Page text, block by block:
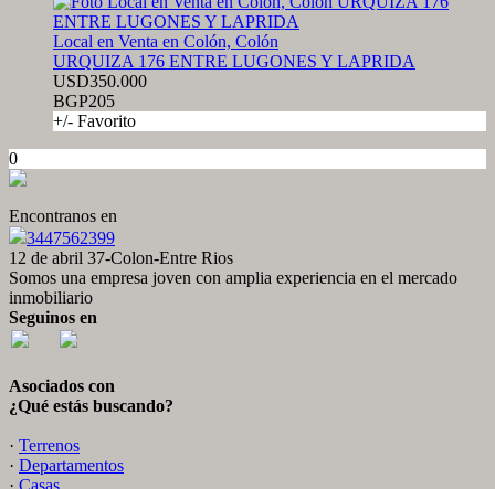
Local en Venta en Colón, Colón
URQUIZA 176 ENTRE LUGONES Y LAPRIDA
USD350.000
BGP205
+/- Favorito
0
Encontranos en
3447562399
12 de abril 37-Colon-Entre Rios
Somos una empresa joven con amplia experiencia en el mercado
inmobiliario
Seguinos en
Asociados con
¿Qué estás buscando?
· Terrenos
· Departamentos